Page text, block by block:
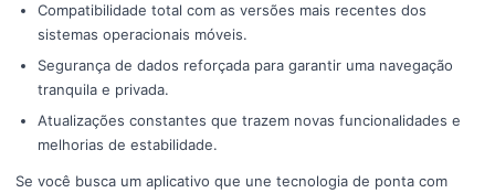
Compatibilidade total com as versões mais recentes dos
sistemas operacionais móveis.
Segurança de dados reforçada para garantir uma navegação
tranquila e privada.
Atualizações constantes que trazem novas funcionalidades e
melhorias de estabilidade.
Se você busca um aplicativo que une tecnologia de ponta com